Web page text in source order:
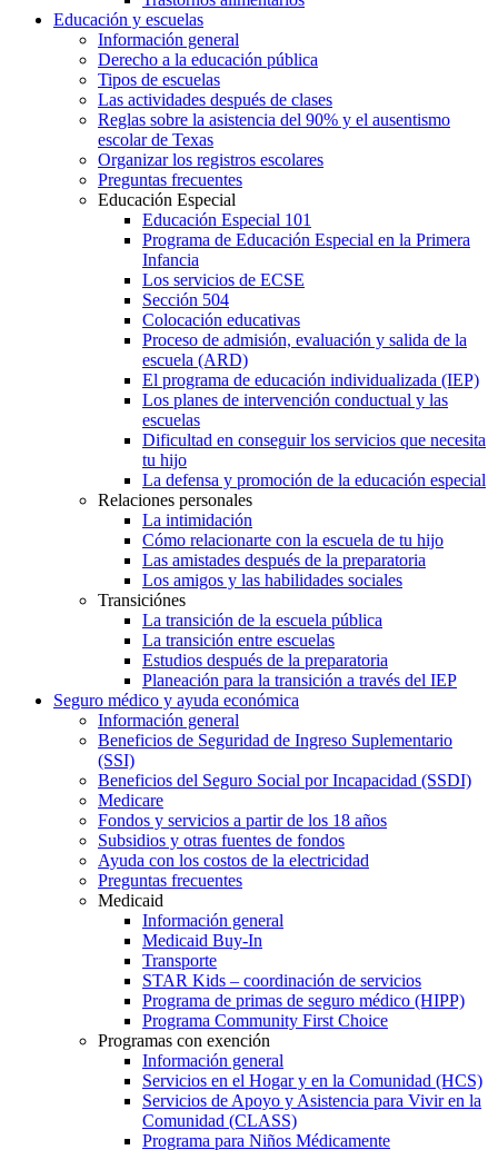
Educación y escuelas
Información general
Derecho a la educación pública
Tipos de escuelas
Las actividades después de clases
Reglas sobre la asistencia del 90% y el ausentismo
escolar de Texas
Organizar los registros escolares
Preguntas frecuentes
Educación Especial
Educación Especial 101
Programa de Educación Especial en la Primera
Infancia
Los servicios de ECSE
Sección 504
Colocación educativas
Proceso de admisión, evaluación y salida de la
escuela (ARD)
El programa de educación individualizada (IEP)
Los planes de intervención conductual y las
escuelas
Dificultad en conseguir los servicios que necesita
tu hijo
La defensa y promoción de la educación especial
Relaciones personales
La intimidación
Cómo relacionarte con la escuela de tu hijo
Las amistades después de la preparatoria
Los amigos y las habilidades sociales
Transiciónes
La transición de la escuela pública
La transición entre escuelas
Estudios después de la preparatoria
Planeación para la transición a través del IEP
Seguro médico y ayuda económica
Información general
Beneficios de Seguridad de Ingreso Suplementario
(SSI)
Beneficios del Seguro Social por Incapacidad (SSDI)
Medicare
Fondos y servicios a partir de los 18 años
Subsidios y otras fuentes de fondos
Ayuda con los costos de la electricidad
Preguntas frecuentes
Medicaid
Información general
Medicaid Buy-In
Transporte
STAR Kids – coordinación de servicios
Programa de primas de seguro médico (HIPP)
Programa Community First Choice
Programas con exención
Información general
Servicios en el Hogar y en la Comunidad (HCS)
Servicios de Apoyo y Asistencia para Vivir en la
Comunidad (CLASS)
Programa para Niños Médicamente